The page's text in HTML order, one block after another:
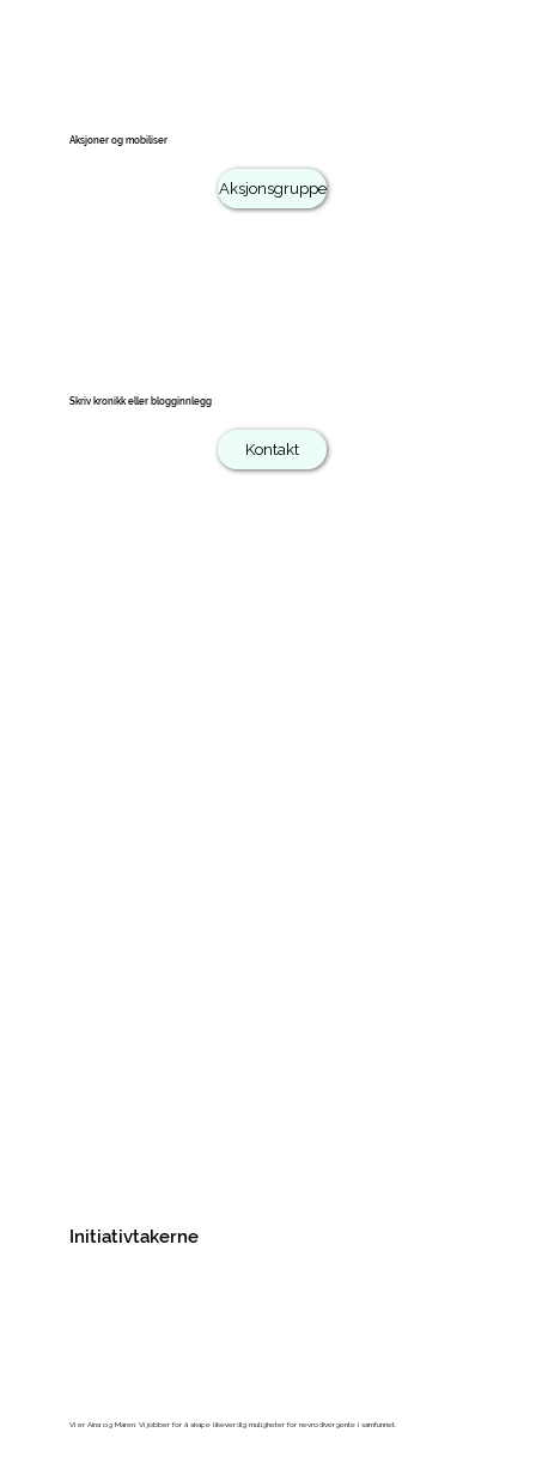
Aksjoner og mobiliser
Aksjonsgruppe
Skriv kronikk eller blogginnlegg
Kontakt
Initiativtakerne
Vi er Aina og Maren. Vi jobber for å skape likeverdig muligheter for nevrodivergente i samfunnet.